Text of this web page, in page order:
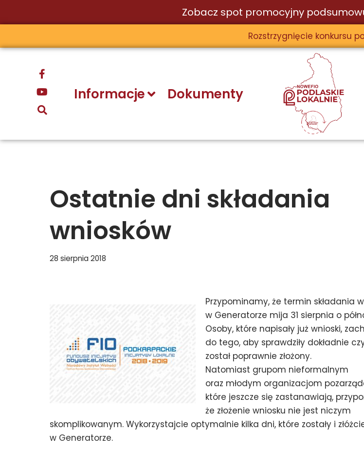
Przejdź
Zobacz spot promocyjny
Rozstrzygnięcie konkursu
Informacje Dokumenty
Ostatnie dni składania
wniosków
28 sierpnia 2018
Przypominamy, że termin składania
w Generatorze mija 31 sierpnia o
Osoby, które napisały już wnioski,
do tego, aby sprawdziły dokładnie
został poprawnie złożony.
Natomiast grupom nieformalnym
oraz młodym organizacjom
które jeszcze się zastanawiają,
że złożenie wniosku nie jest niczym
skomplikowanym. Wykorzystajcie optymalnie kilka dni, które zostały i
w Generatorze.